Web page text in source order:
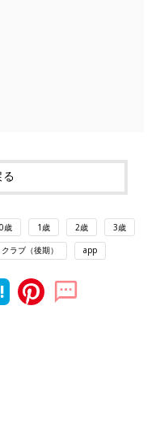
0歳 1歳 2歳 3歳
ラブ（後期） app